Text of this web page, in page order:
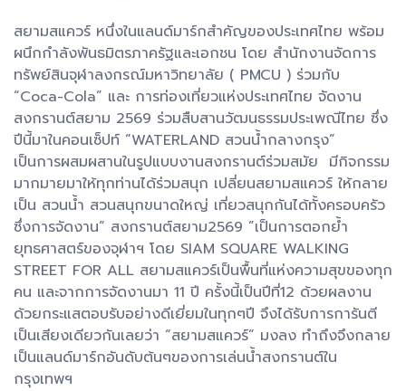
สยามสแควร์ หนึ่งในแลนด์มาร์กสำคัญของประเทศไทย พร้อม
ผนึกกำลังพันธมิตรภาครัฐและเอกชน โดย สำนักงานจัดการ
ทรัพย์สินจุฬาลงกรณ์มหาวิทยาลัย ( PMCU ) ร่วมกับ
“Coca-Cola” และ การท่องเที่ยวแห่งประเทศไทย จัดงาน
สงกรานต์สยาม 2569 ร่วมสืบสานวัฒนธรรมประเพณีไทย ซึ่ง
ปีนี้มาในคอนเซ็ปท์ “WATERLAND สวนน้ำกลางกรุง”
เป็นการผสมผสานในรูปแบบงานสงกรานต์ร่วมสมัย มีกิจกรรม
มากมายมาให้ทุกท่านได้ร่วมสนุก เปลี่ยนสยามสแควร์ ให้กลาย
เป็น สวนน้ำ สวนสนุกขนาดใหญ่ เที่ยวสนุกกันได้ทั้งครอบครัว
ซึ่งการจัดงาน“ สงกรานต์สยาม2569 ”เป็นการตอกย้ำ
ยุทธศาสตร์ของจุฬาฯ โดย SIAM SQUARE WALKING
STREET FOR ALL สยามสแควร์เป็นพื้นที่แห่งความสุขของทุก
คน และจากการจัดงานมา 11 ปี ครั้งนี้เป็นปีที่12 ด้วยผลงาน
ด้วยกระแสตอบรับอย่างดีเยี่ยมในทุกๆปี จึงได้รับการการันตี
เป็นเสียงเดียวกันเลยว่า “สยามสแควร์” มงลง ทำถึงจึงกลาย
เป็นแลนด์มาร์กอันดับต้นๆของการเล่นน้ำสงกรานต์ใน
กรุงเทพฯ